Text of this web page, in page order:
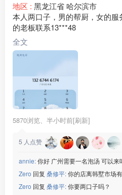
地区 : 黑龙江省 哈尔滨市
本人两口子，男的帮厨，女的
的老板联系13***48
全文
5870浏览、 半小时前[刷新]
5 人点赞
annie:你好 广州需要一名泡汤 可以来
Zero 回复 桑修平:你的店离韩墅市场
Zero 回复 桑修平:你要两口子吗？